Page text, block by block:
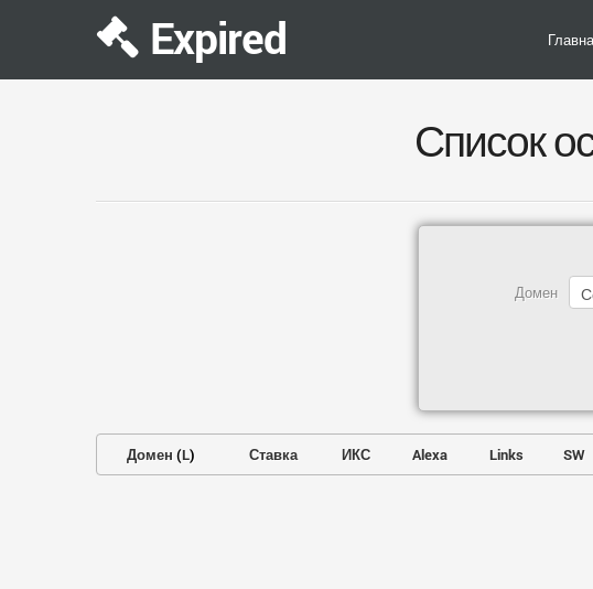
Expired
Список
Домен
Домен (L) Ставка ИКС Alexa Links SW